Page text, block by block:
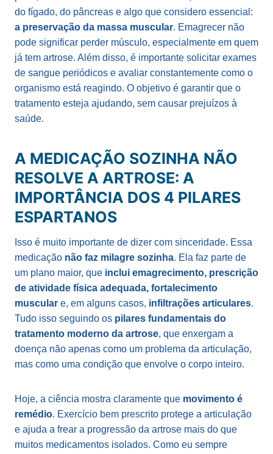
do fígado, do pâncreas e algo que considero essencial:
a preservação da massa muscular. Emagrecer não
pode significar perder músculo, especialmente em quem
já tem artrose. Além disso, é importante solicitar exames
de sangue periódicos e avaliar constantemente como o
organismo está reagindo. O objetivo é garantir que o
tratamento esteja ajudando, sem causar prejuízos à
saúde.
A MEDICAÇÃO SOZINHA NÃO
RESOLVE A ARTROSE: A
IMPORTÂNCIA DOS 4 PILARES
ESPARTANOS
Isso é muito importante de dizer com sinceridade. Essa
medicação não faz milagre sozinha. Ela faz parte de
um plano maior, que inclui emagrecimento, prescrição
de atividade física adequada, fortalecimento
muscular e, em alguns casos, infiltrações articulares.
Tudo isso seguindo os pilares fundamentais do
tratamento moderno da artrose, que enxergam a
doença não apenas como um problema da articulação,
mas como uma condição que envolve o corpo inteiro.
Hoje, a ciência mostra claramente que movimento é
remédio. Exercício bem prescrito protege a articulação
e ajuda a frear a progressão da artrose mais do que
muitos medicamentos isolados. Como eu sempre